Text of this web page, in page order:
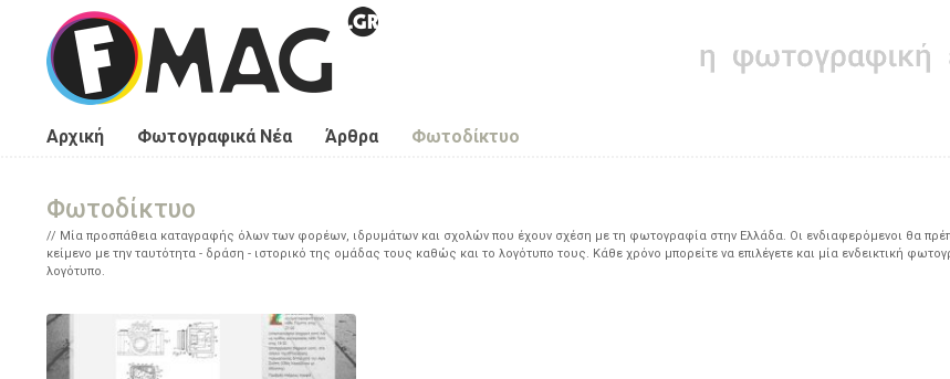
Παράκαμψη προς το κυρίως περιεχόμενο
Αρχική Φωτογραφικά Νέα Άρθρα Φωτοδίκτυο
Φωτοδίκτυο
Μία προσπάθεια καταγραφής όλων των φορέων, ιδρυμάτων και σχολών που έχουν σχέση με τη φωτογραφία στην Ελλάδα. Οι ενδιαφερόμενοι θα
κείμενο με την ταυτότητα - δράση - ιστορικό της ομάδας τους καθώς και το λογότυπο τους. Κάθε χρόνο μπορείτε να επιλέγετε και μία ενδεικτική
λογότυπο.